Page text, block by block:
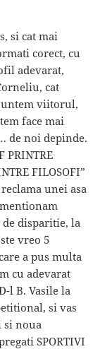
si cat mai
corect, cu
adevarat,
cat
viitorul,
face mai
de noi depinde.
PRINTRE
FILOSOFI”
unei asa
disparitie, la
vreo 5
a pus multa
cu adevarat
l B. Vasile la
si vas
si noua
SPORTIVI